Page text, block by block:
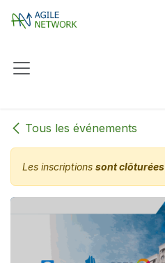
Se rendre au contenu
Tous les événements
Les inscriptions sont clôturées